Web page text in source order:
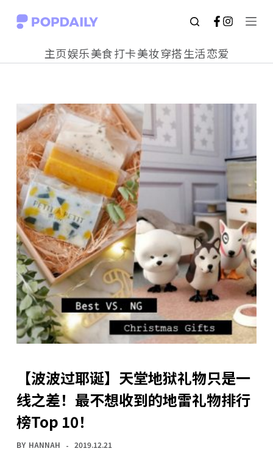
S
o
c
o
n
t
e
n
t
主页娱乐美食打卡美妆穿搭生活恋爱
【波波过耶诞】天堂地狱礼物只是一
线之差！最不想收到的地雷礼物排行
榜Top 10！
BY HANNAH 2019.12.21